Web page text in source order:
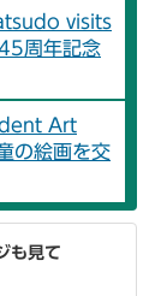
visits
周年記念
Art
の絵画を交
も見て